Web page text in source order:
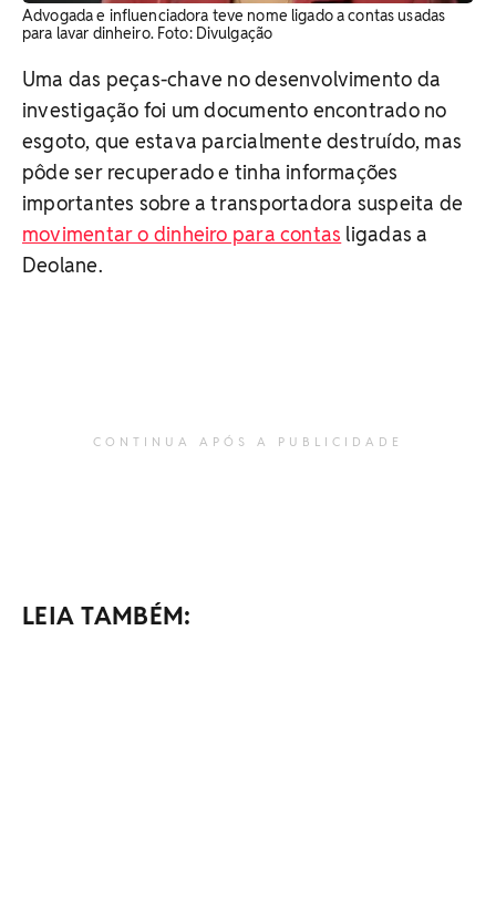
Advogada e influenciadora teve nome ligado a contas usadas
para lavar dinheiro. Foto: Divulgação
Uma das peças-chave no desenvolvimento da
investigação foi um documento encontrado no
esgoto, que estava parcialmente destruído, mas
pôde ser recuperado e tinha informações
importantes sobre a transportadora suspeita de
movimentar o dinheiro para contas ligadas a
Deolane.
CONTINUA APÓS A PUBLICIDADE
LEIA TAMBÉM: